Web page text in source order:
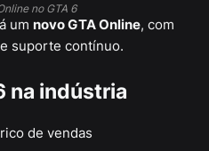
no GTA 6
um novo GTA Online, com
suporte contínuo.
na indústria
de vendas